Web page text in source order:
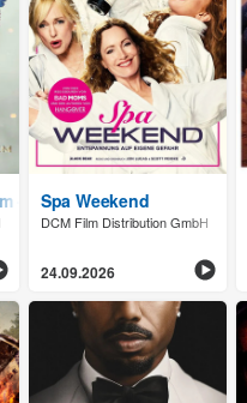
- Sunrise On The Reaping
Spa Weekend
DCM Film Distribution GmbH
24.09.2026